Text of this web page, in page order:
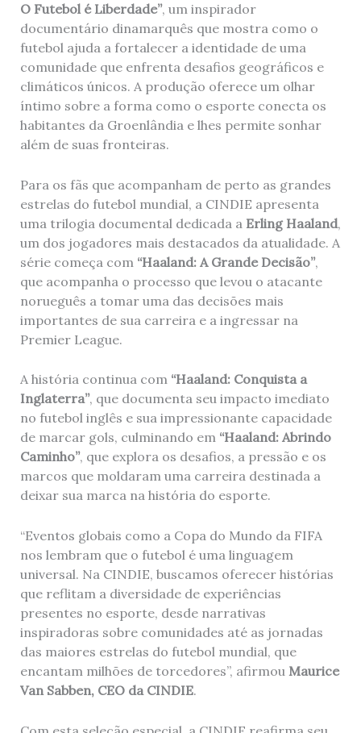
O Futebol é Liberdade”, um inspirador
documentário dinamarquês que mostra como o
futebol ajuda a fortalecer a identidade de uma
comunidade que enfrenta desafios geográficos e
climáticos únicos. A produção oferece um olhar
íntimo sobre a forma como o esporte conecta os
habitantes da Groenlândia e lhes permite sonhar
além de suas fronteiras.
Para os fãs que acompanham de perto as grandes
estrelas do futebol mundial, a CINDIE apresenta
uma trilogia documental dedicada a Erling Haaland,
um dos jogadores mais destacados da atualidade. A
série começa com “Haaland: A Grande Decisão”,
que acompanha o processo que levou o atacante
norueguês a tomar uma das decisões mais
importantes de sua carreira e a ingressar na
Premier League.
A história continua com “Haaland: Conquista a
Inglaterra”, que documenta seu impacto imediato
no futebol inglês e sua impressionante capacidade
de marcar gols, culminando em “Haaland: Abrindo
Caminho”, que explora os desafios, a pressão e os
marcos que moldaram uma carreira destinada a
deixar sua marca na história do esporte.
“Eventos globais como a Copa do Mundo da FIFA
nos lembram que o futebol é uma linguagem
universal. Na CINDIE, buscamos oferecer histórias
que reflitam a diversidade de experiências
presentes no esporte, desde narrativas
inspiradoras sobre comunidades até as jornadas
das maiores estrelas do futebol mundial, que
encantam milhões de torcedores”, afirmou Maurice
Van Sabben, CEO da CINDIE.